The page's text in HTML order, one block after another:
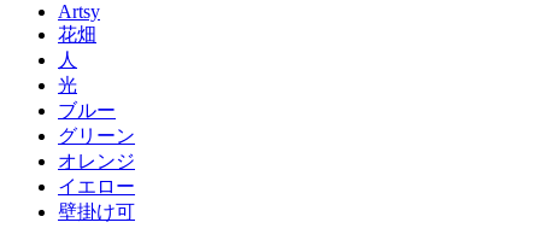
Artsy
花畑
人
光
ブルー
グリーン
オレンジ
イエロー
壁掛け可